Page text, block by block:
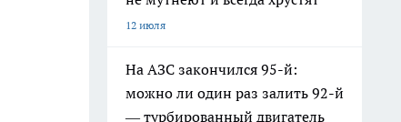
12 июля
На АЗС закончился 95-й:
можно ли один раз залить 92-й
— турбированный двигатель